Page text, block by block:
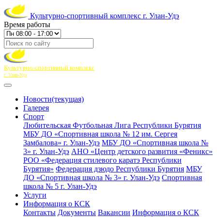
Культурно-спортивный комплекс г. Улан-Удэ
Время работы
Культурно-спортивный комплекс
г. Улан-Удэ
Новости(текущая)
Галерея
Спорт
Любительская Футбольная Лига Республики Бурятия
МБУ ДО «Спортивная школа № 12 им. Сергея
Замбалова» г. Улан-Удэ МБУ ДО «Спортивная школа №
3» г. Улан-Удэ АНО «Центр детского развития «Феникс»
РОО «Федерация стилевого каратэ Республики
Бурятия» Федерация дзюдо Республики Бурятия МБУ
ДО «Спортивная школа № 3» г. Улан-Удэ Спортивная
школа № 5 г. Улан-Удэ
Услуги
Информация о КСК
Контакты Документы Вакансии Информация о КСК